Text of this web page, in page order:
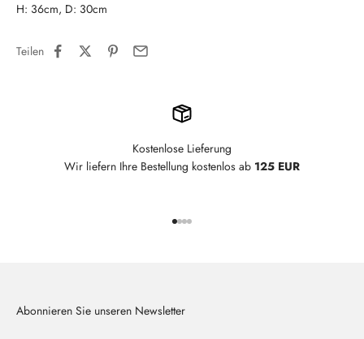
H: 36cm, D: 30cm
Teilen
Kostenlose Lieferung
Wir liefern Ihre Bestellung kostenlos ab 125 EUR
Abonnieren Sie unseren Newsletter